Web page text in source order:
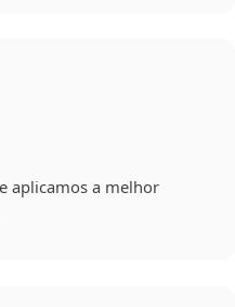
aplicamos a melhor